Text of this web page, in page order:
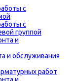
с
с
группой
и обслуживания
работ